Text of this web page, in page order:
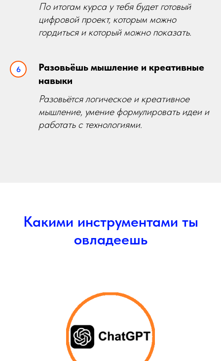
По итогам курса у тебя будет готовый
цифровой проект, которым можно
гордиться и который можно показать.
Разовьёшь мышление и креативные
навыки
Разовьётся логическое и креативное
мышление, умение формулировать идеи и
работать с технологиями.
Какими инструментами ты
овладеешь